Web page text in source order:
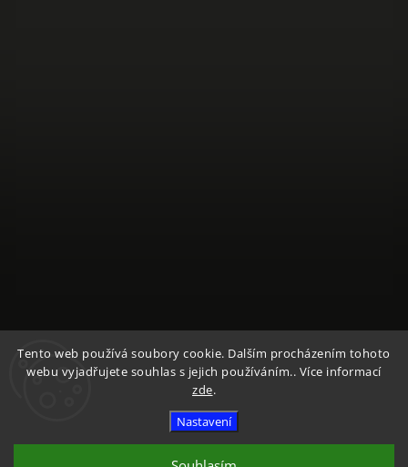
Tento web používá soubory cookie. Dalším procházením tohoto
webu vyjadřujete souhlas s jejich používáním.. Více informací
zde.
Nastavení
Sledovat na Instagramu
vyhrazena.